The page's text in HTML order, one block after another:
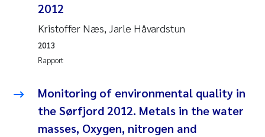
Kathinka Fürst
Mari Moren
2012
Kristoffer Næs, Jarle Håvardstun
Rapport
2013
Monitoring of environmental quality in
the Sørfjord 2012. Metals in the water
masses, Oxygen, nitrogen and